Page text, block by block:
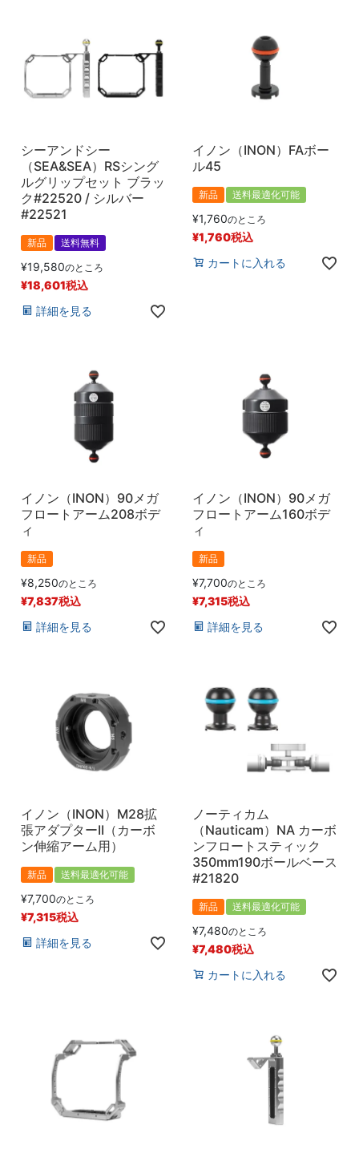
シーアンドシー
（SEA&SEA）RSシング
ルグリップセット ブラッ
ク#22520 / シルバー
#22521
新品 送料無料
¥19,580のところ
¥18,601税込
詳細を見る
イノン（INON）FAボー
ル45
新品 送料最適化可能
¥1,760のところ
¥1,760税込
カートに入れる
イノン（INON）90メガ
フロートアーム208ボデ
ィ
新品
¥8,250のところ
¥7,837税込
詳細を見る
イノン（INON）90メガ
フロートアーム160ボデ
ィ
新品
¥7,700のところ
¥7,315税込
詳細を見る
イノン（INON）M28拡
張アダプターII（カーボ
ン伸縮アーム用）
新品 送料最適化可能
¥7,700のところ
¥7,315税込
詳細を見る
ノーティカム
（Nauticam）NA カーボ
ンフロートスティック
350mm190ボールベース
#21820
新品 送料最適化可能
¥7,480のところ
¥7,480税込
カートに入れる